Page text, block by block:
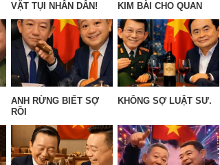
VẶT TỤI NHÂN DÂN! KIM BÀI CHO QUAN
ANH RỪNG BIẾT SỢ
RỒI
KHÔNG SỢ LUẬT SƯ.